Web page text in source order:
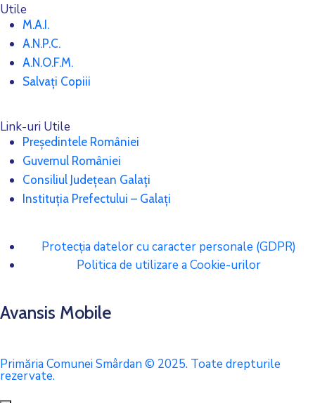
Utile
M.A.I.
A.N.P.C.
A.N.O.F.M.
Salvați Copiii
Link-uri Utile
Președintele României
Guvernul României
Consiliul Județean Galați
Instituția Prefectului – Galați
Protecția datelor cu caracter personale (GDPR)
Politica de utilizare a Cookie-urilor
Avansis Mobile
Primăria Comunei Smârdan © 2025. Toate drepturile
rezervate.